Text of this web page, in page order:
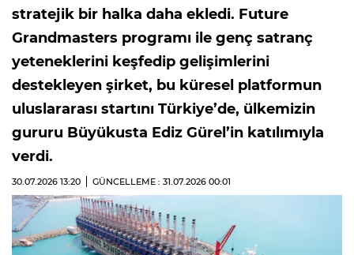
stratejik bir halka daha ekledi. Future
Grandmasters programı ile genç satranç
yeteneklerini keşfedip gelişimlerini
destekleyen şirket, bu küresel platformun
uluslararası startını Türkiye’de, ülkemizin
gururu Büyükusta Ediz Gürel’in katılımıyla
verdi.
30.07.2026 13:20 GÜNCELLEME : 31.07.2026 00:01